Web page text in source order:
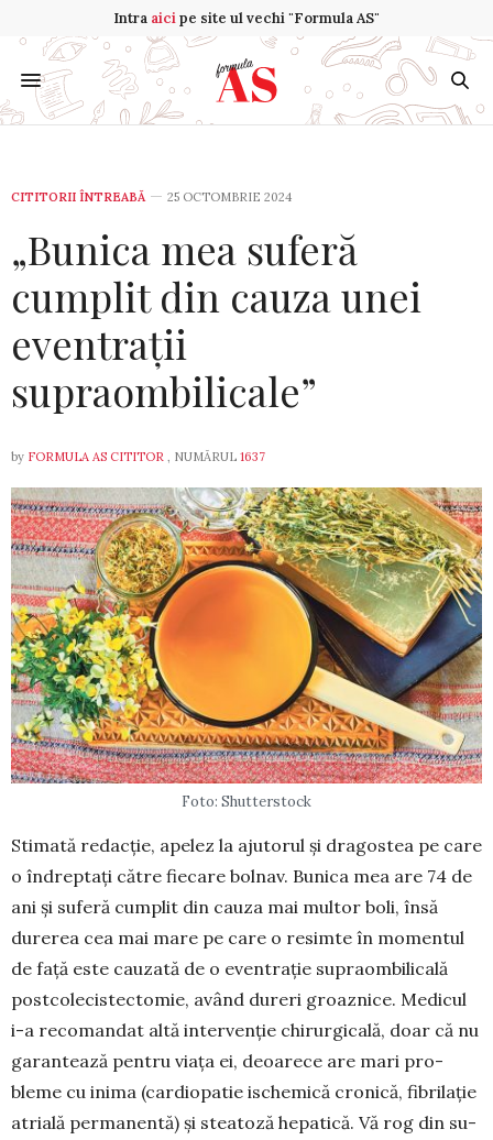
Intra aicipe site ul vechi "Formula AS"
CITITORII ÎNTREABĂ 25 OCTOMBRIE 2024
„Bunica mea suferă
cumplit din cauza unei
eventrații
supraombilicale”
by FORMULA AS CITITOR , NUMĂRUL 1637
Foto: Shutterstock
Stimată redacție, apelez la ajutorul și dra­gos­tea pe care
o îndreptați către fiecare bol­nav. Bu­nica mea are 74 de
ani și suferă cumplit din cauza mai mul­tor boli, însă
dure­rea cea mai mare pe care o re­simte în mo­mentul
de față este cauzată de o eventrație supra­ombilicală
post­co­lecistec­to­mie, având dureri groaz­nice. Me­di­cul
i-a reco­man­­dat altă inter­venție chirurgicală, doar că nu
ga­rantează pentru viața ei, deoarece are mari pro­
bleme cu inima (car­diopatie ischemică cro­nică, fibrilație
atrială perma­nen­tă) și stea­toză hepatică. Vă rog din su­